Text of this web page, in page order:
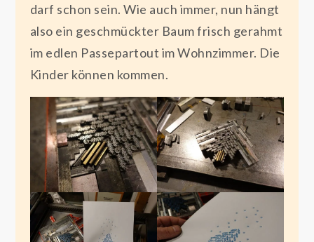
darf schon sein. Wie auch immer, nun hängt
also ein geschmückter Baum frisch gerahmt
im edlen Passepartout im Wohnzimmer. Die
Kinder können kommen.